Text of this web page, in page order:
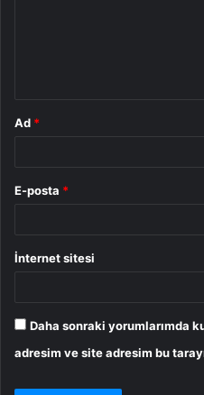
Ad *
E-posta *
İnternet sitesi
Daha sonraki yorumlarımda
adresim ve site adresim bu